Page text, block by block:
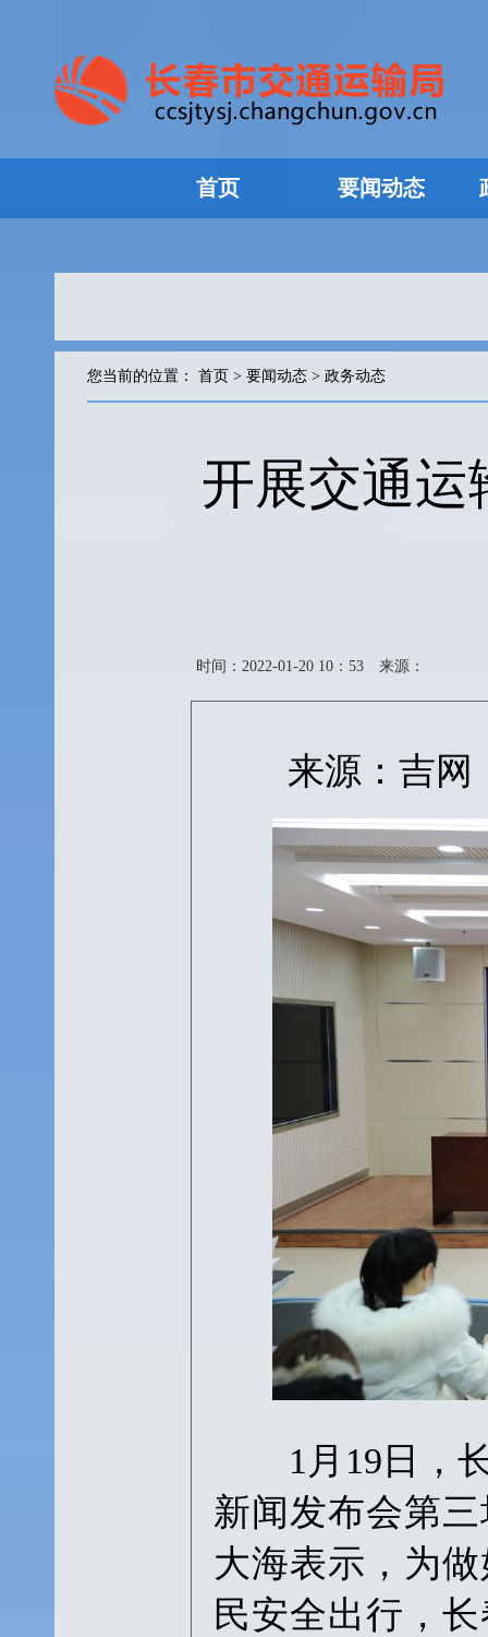
首页 要闻动态
您当前的位置： 首页 > 要闻动态 > 政务动态
开展交通运
时间：2022-01-20 10：53 来源：
来源：吉网
1月19日，长
新闻发布会第
大海表示，为
民安全出行，